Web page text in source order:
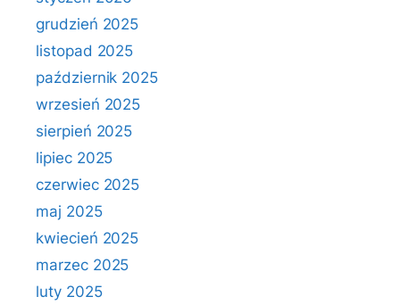
grudzień 2025
listopad 2025
październik 2025
wrzesień 2025
sierpień 2025
lipiec 2025
czerwiec 2025
maj 2025
kwiecień 2025
marzec 2025
luty 2025